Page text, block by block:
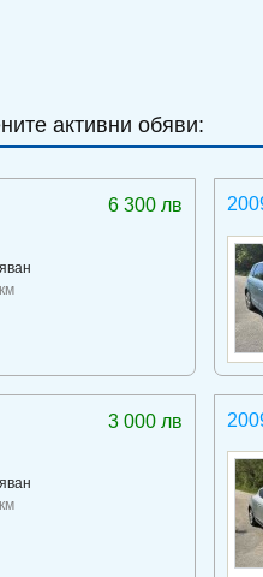
активни обяви:
6 300 лв
3 000 лв